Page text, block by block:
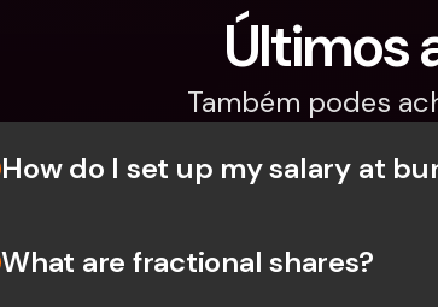
Últimos
Também podes
How do I set up my salary at
What are fractional shares?